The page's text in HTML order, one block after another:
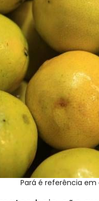
Pará é referência em